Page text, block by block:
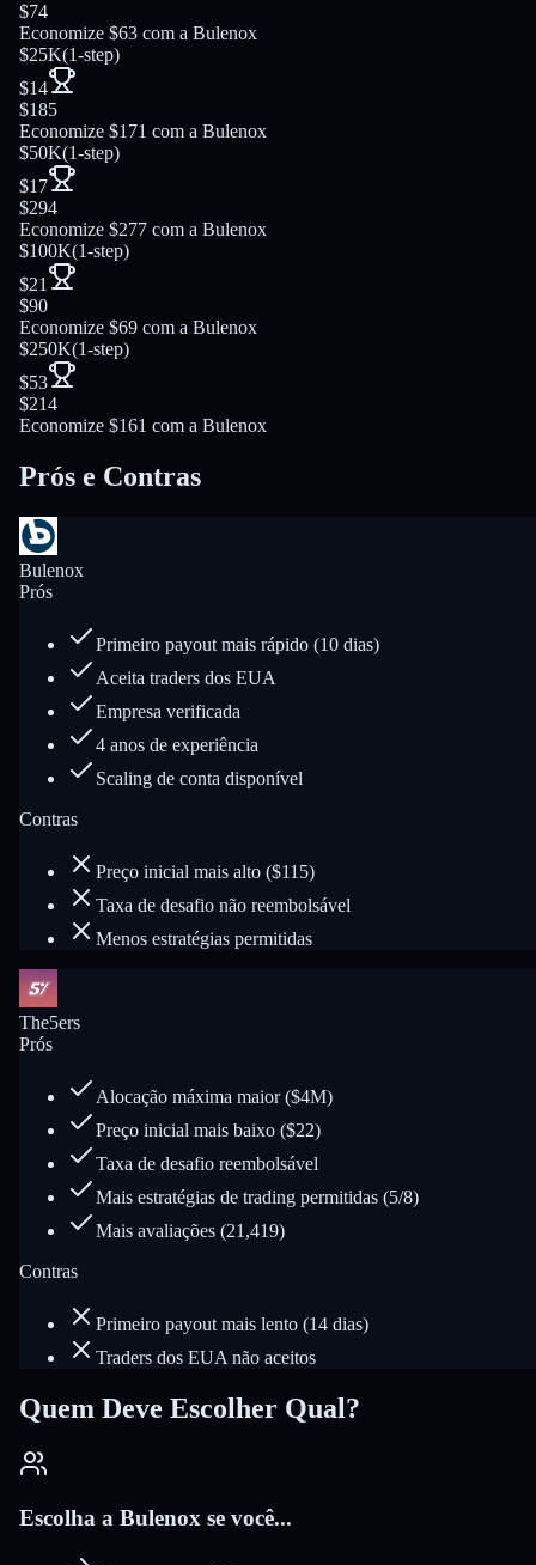
$74
Economize $63 com a Bulenox
$25K(1-step)
$14
$185
Economize $171 com a Bulenox
$50K(1-step)
$17
$294
Economize $277 com a Bulenox
$100K(1-step)
$21
$90
Economize $69 com a Bulenox
$250K(1-step)
$53
$214
Economize $161 com a Bulenox
Prós e Contras
Bulenox
Prós
Primeiro payout mais rápido (10 dias)
Aceita traders dos EUA
Empresa verificada
4 anos de experiência
Scaling de conta disponível
Contras
Preço inicial mais alto ($115)
Taxa de desafio não reembolsável
Menos estratégias permitidas
The5ers
Prós
Alocação máxima maior ($4M)
Preço inicial mais baixo ($22)
Taxa de desafio reembolsável
Mais estratégias de trading permitidas (5/8)
Mais avaliações (21,419)
Contras
Primeiro payout mais lento (14 dias)
Traders dos EUA não aceitos
Quem Deve Escolher Qual?
Escolha a Bulenox se você...